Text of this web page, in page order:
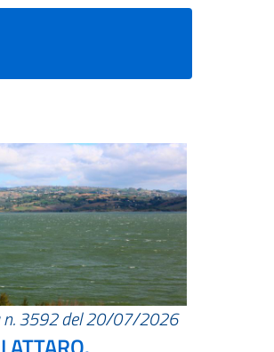
n. 3592 del 20/07/2026